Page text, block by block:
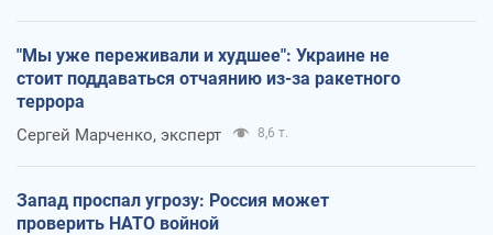
"Мы уже переживали и худшее": Украине не
стоит поддаваться отчаянию из-за ракетного
террора
Сергей Марченко, эксперт 8,6 т.
Запад проспал угрозу: Россия может
проверить НАТО войной